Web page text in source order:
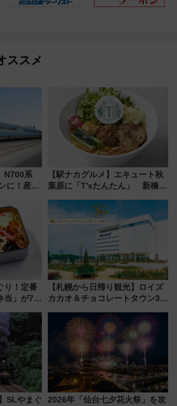
ススメ
N700系
に！産学
【駅ナカグルメ】エキュート秋
葉原に「T’sたんたん」 新橋に
饅」、オムライス専門店「肉と
たまご」新グルメ続々登場！
【2026年8月】
り！定番
当」が7月
【札幌から日帰り観光】ロイズ
カカオ＆チョコレートタウン3周
詰め放題を開催、ロイズタウン
駅からのアクセスも
SLやまぐ
2026年「仙台七夕花火祭」を攻